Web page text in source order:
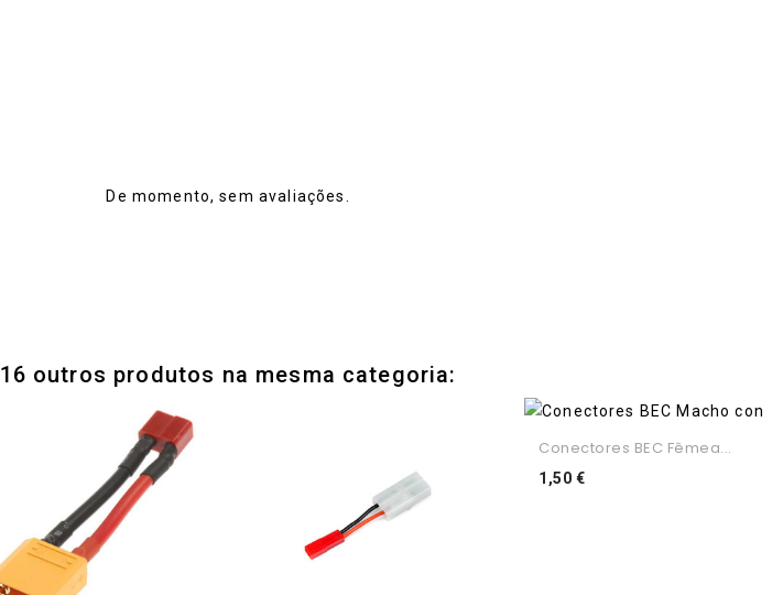
De momento, sem avaliações.
16 outros produtos na mesma categoria:
Conectores BEC Fêmea...
1,50 €Preço